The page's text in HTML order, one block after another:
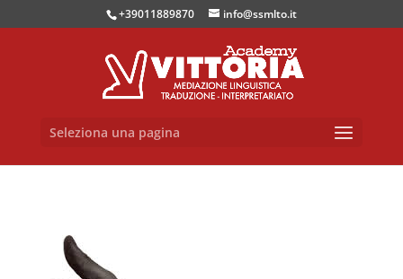
+39011889870 info@ssmlto.it
Seleziona una pagina